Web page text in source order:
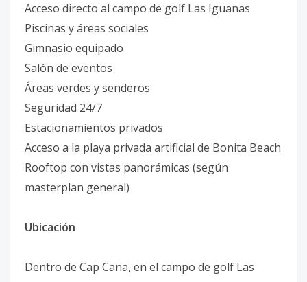
Acceso directo al campo de golf Las Iguanas
Piscinas y áreas sociales
Gimnasio equipado
Salón de eventos
Áreas verdes y senderos
Seguridad 24/7
Estacionamientos privados
Acceso a la playa privada artificial de Bonita Beach
Rooftop con vistas panorámicas (según
masterplan general)
Ubicación
Dentro de Cap Cana, en el campo de golf Las